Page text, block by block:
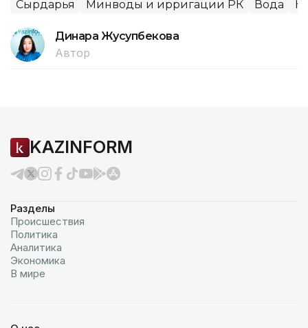
Сырдарья Минводы и ирригации РК Вода
Динара Жусупбекова
Автор
KAZINFORM
Разделы
Происшествия
Политика
Аналитика
Экономика
В мире